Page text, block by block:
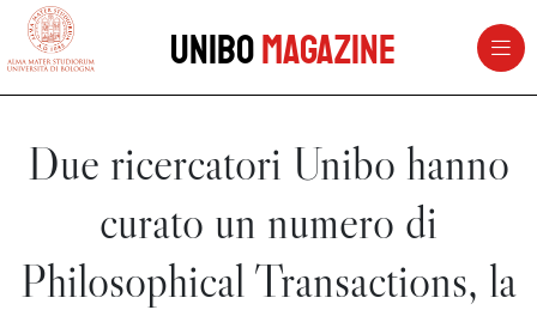
vai al contenuto della pagina
UniboMagazine
Due ricercatori Unibo hanno
curato un numero di
Philosophical Transactions, la